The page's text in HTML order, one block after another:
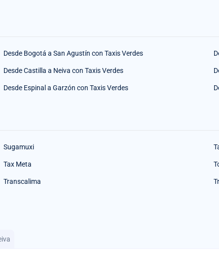
Desde Bogotá a San Agustín con Taxis Verdes
Desde Castilla a Neiva con Taxis Verdes
Desde Espinal a Garzón con Taxis Verdes
Sugamuxi
Tax Meta
Transcalima